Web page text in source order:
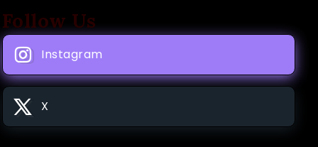
Follow Us
Instagram
X